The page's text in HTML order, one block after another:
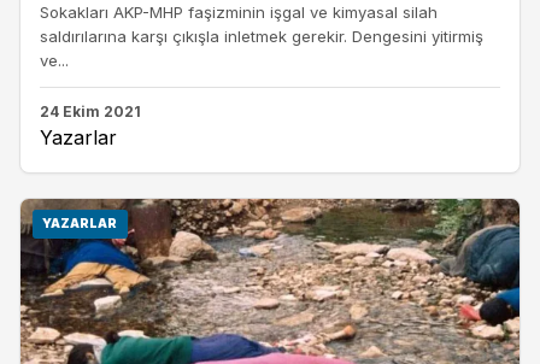
Sokakları AKP-MHP faşizminin işgal ve kimyasal silah
saldırılarına karşı çıkışla inletmek gerekir. Dengesini yitirmiş
ve...
24 Ekim 2021
Yazarlar
YAZARLAR